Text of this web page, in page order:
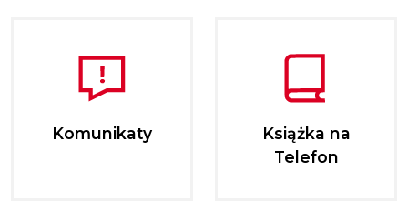
Komunikaty
Książka na
Telefon